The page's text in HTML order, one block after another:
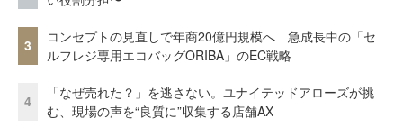
3
コンセプトの見直しで年商20億円規模へ 急成長中の「セ
ルフレジ専用エコバッグORIBA」のEC戦略
4
「なぜ売れた？」を逃さない。ユナイテッドアローズが挑
む、現場の声を“良質に”収集する店舗AX